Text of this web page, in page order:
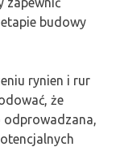
budowy
rynien i rur
że